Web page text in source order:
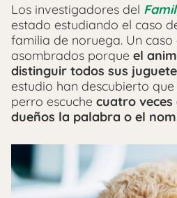
Los investigadores del
estado estudiando el caso
familia de noruega. Un
asombrados porque el
distinguir todos sus
estudio han descubierto
perro escuche cuatro veces
dueños la palabra o el